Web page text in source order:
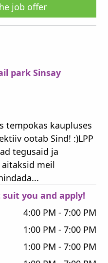
job offer
park Sinsay
tempokas kaupluses
ootab Sind! :)LPP
tegusaid ja
meil
you and apply!
4:00 PM - 7:00 PM
1:00 PM - 7:00 PM
1:00 PM - 7:00 PM